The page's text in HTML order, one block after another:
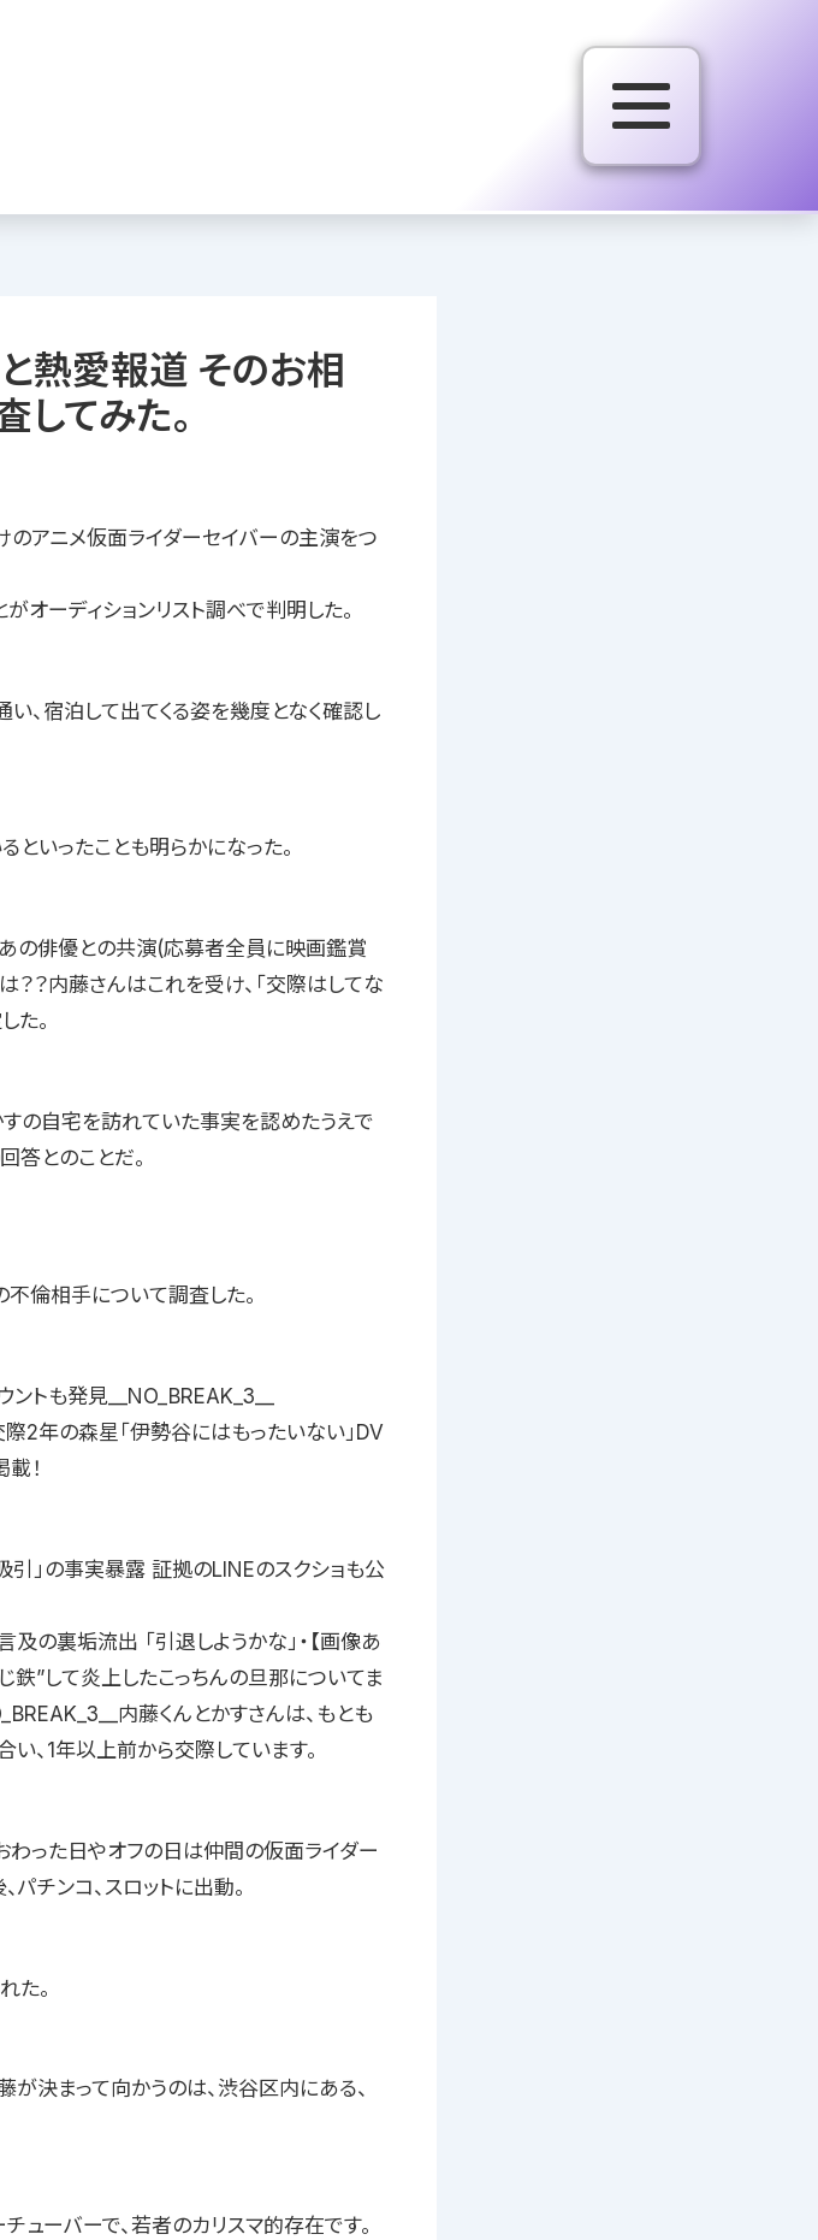
熱愛報道 そのお相
してみた。
アニメ仮面ライダーセイバーの主演をつ
オーディションリスト調べで判明した。
、宿泊して出てくる姿を幾度となく確認し
いったことも明らかになった。
?あの俳優との共演(応募者全員に映画鑑賞
？内藤さんはこれを受け、「交際はしてな
た。
の自宅を訪れていた事実を認めたうえで
答とのことだ。
不倫相手について調査した。
トも発見__NO_BREAK_3__
2年の森星「伊勢谷にはもったいない」DV
！
引」の事実暴露 証拠のLINEのスクショも公
及の裏垢流出 「引退しようかな」・【画像あ
鉄”して炎上したこっちんの旦那についてま
内藤くんとかすさんは、もとも
、1年以上前から交際しています。
わった日やオフの日は仲間の仮面ライダー
チンコ、スロットに出動。
た。
決まって向かうのは、渋谷区内にある、
ーバーで、若者のカリスマ的存在です。